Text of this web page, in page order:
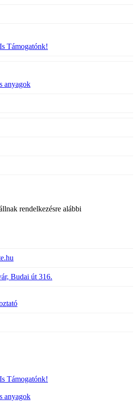
Támogatónk!
anyagok
rendelkezésre alábbi
Budai út 316.
Támogatónk!
anyagok